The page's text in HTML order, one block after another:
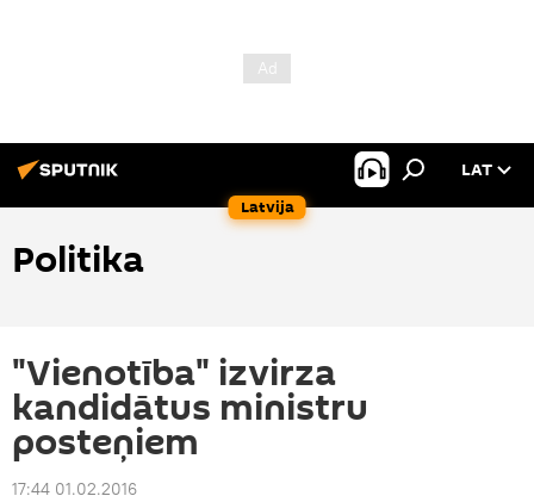
Latvija
LAT
Politika
"Vienotība" izvirza
kandidātus ministru
posteņiem
17:44 01.02.2016